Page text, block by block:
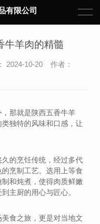
有限公司
牛羊肉的精髓
2024-10-20 作者：
那就是陕西五香牛羊
独特的风味和口感，让
的烹饪传统，经过多代
烹制工艺。选用上等食
和炖煮，使得肉质鲜嫩
主厨的用心与匠心。
食之旅，更是对当地文